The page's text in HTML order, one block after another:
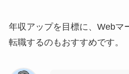
年収アップを目標に、Webマ
転職するのもおすすめです。